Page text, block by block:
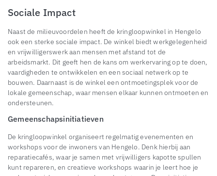
Sociale Impact
Naast de milieuvoordelen heeft de kringloopwinkel in Hengelo
ook een sterke sociale impact. De winkel biedt werkgelegenheid
en vrijwilligerswerk aan mensen met afstand tot de
arbeidsmarkt. Dit geeft hen de kans om werkervaring op te doen,
vaardigheden te ontwikkelen en een sociaal netwerk op te
bouwen. Daarnaast is de winkel een ontmoetingsplek voor de
lokale gemeenschap, waar mensen elkaar kunnen ontmoeten en
ondersteunen.
Gemeenschapsinitiatieven
De kringloopwinkel organiseert regelmatig evenementen en
workshops voor de inwoners van Hengelo. Denk hierbij aan
reparatiecafés, waar je samen met vrijwilligers kapotte spullen
kunt repareren, en creatieve workshops waarin je leert hoe je